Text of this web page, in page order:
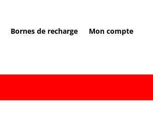
Bornes de recharge Mon compte